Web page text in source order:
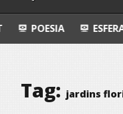
ESFERAS,
Tag: jardins